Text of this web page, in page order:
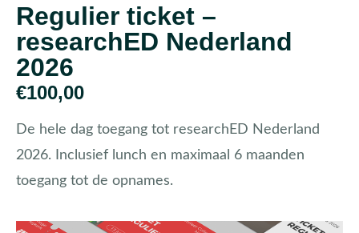
Regulier ticket –
researchED Nederland
2026
€100,00
De hele dag toegang tot researchED Nederland
2026. Inclusief lunch en maximaal 6 maanden
toegang tot de opnames.